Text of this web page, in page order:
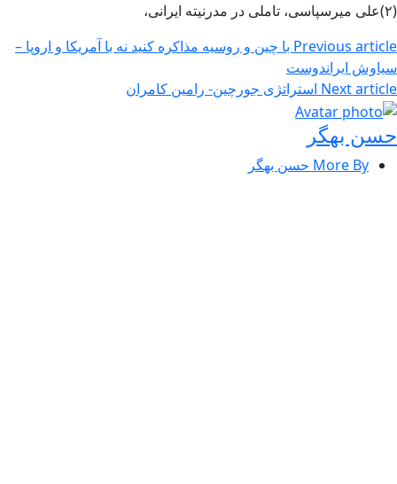
(۲)علی میرسپاسی، تاملی در مدرنیته ایرانی،
Previous article با چین و روسیه مذاکره کنید نه با آمریکا و اروپا –
سیاوش ایراندوست
Next article استراتژی جورچین- رامین کامران
حسن بهگر
More By حسن بهگر